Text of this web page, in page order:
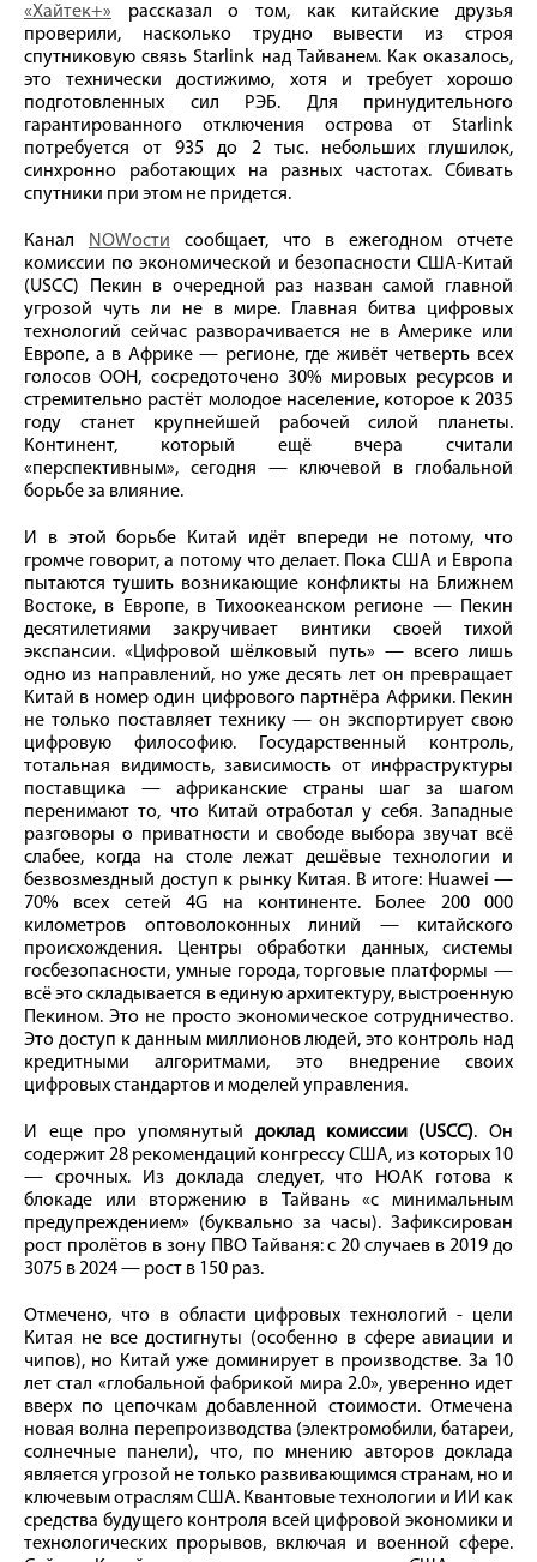
«Хайтек+» рассказал о том, как китайские друзья
проверили, насколько трудно вывести из строя
спутниковую связь Starlink над Тайванем. Как оказалось,
это технически достижимо, хотя и требует хорошо
подготовленных сил РЭБ. Для принудительного
гарантированного отключения острова от Starlink
потребуется от 935 до 2 тыс. небольших глушилок,
синхронно работающих на разных частотах. Сбивать
спутники при этом не придется.
Канал NOWости сообщает, что в ежегодном отчете
комиссии по экономической и безопасности США-Китай
(USCC) Пекин в очередной раз назван самой главной
угрозой чуть ли не в мире. Главная битва цифровых
технологий сейчас разворачивается не в Америке или
Европе, а в Африке — регионе, где живёт четверть всех
голосов ООН, сосредоточено 30% мировых ресурсов и
стремительно растёт молодое население, которое к 2035
году станет крупнейшей рабочей силой планеты.
Континент, который ещё вчера считали
«перспективным», сегодня — ключевой в глобальной
борьбе за влияние.
И в этой борьбе Китай идёт впереди не потому, что
громче говорит, а потому что делает. Пока США и Европа
пытаются тушить возникающие конфликты на Ближнем
Востоке, в Европе, в Тихоокеанском регионе — Пекин
десятилетиями закручивает винтики своей тихой
экспансии. «Цифровой шёлковый путь» — всего лишь
одно из направлений, но уже десять лет он превращает
Китай в номер один цифрового партнёра Африки. Пекин
не только поставляет технику — он экспортирует свою
цифровую философию. Государственный контроль,
тотальная видимость, зависимость от инфраструктуры
поставщика — африканские страны шаг за шагом
перенимают то, что Китай отработал у себя. Западные
разговоры о приватности и свободе выбора звучат всё
слабее, когда на столе лежат дешёвые технологии и
безвозмездный доступ к рынку Китая. В итоге: Huawei —
70% всех сетей 4G на континенте. Более 200 000
километров оптоволоконных линий — китайского
происхождения. Центры обработки данных, системы
госбезопасности, умные города, торговые платформы —
всё это складывается в единую архитектуру, выстроенную
Пекином. Это не просто экономическое сотрудничество.
Это доступ к данным миллионов людей, это контроль над
кредитными алгоритмами, это внедрение своих
цифровых стандартов и моделей управления.
И еще про упомянутый доклад комиссии (USCC). Он
содержит 28 рекомендаций конгрессу США, из которых 10
— срочных. Из доклада следует, что НОАК готова к
блокаде или вторжению в Тайвань «с минимальным
предупреждением» (буквально за часы). Зафиксирован
рост пролётов в зону ПВО Тайваня: с 20 случаев в 2019 до
3075 в 2024 — рост в 150 раз.
Отмечено, что в области цифровых технологий - цели
Китая не все достигнуты (особенно в сфере авиации и
чипов), но Китай уже доминирует в производстве. За 10
лет стал «глобальной фабрикой мира 2.0», уверенно идет
вверх по цепочкам добавленной стоимости. Отмечена
новая волна перепроизводства (электромобили, батареи,
солнечные панели), что, по мнению авторов доклада
является угрозой не только развивающимся странам, но и
ключевым отраслям США. Квантовые технологии и ИИ как
средства будущего контроля всей цифровой экономики и
технологических прорывов, включая и военной сфере.